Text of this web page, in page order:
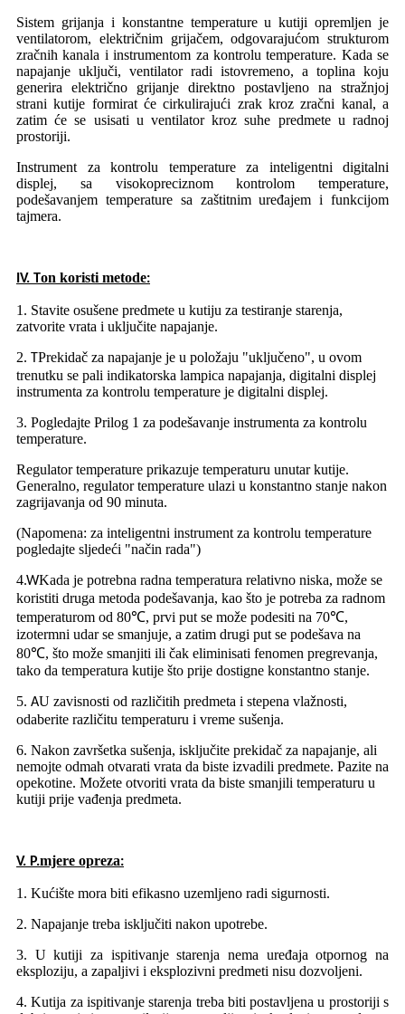
Sistem grijanja i konstantne temperature u kutiji opremljen je
ventilatorom, električnim grijačem, odgovarajućom strukturom
zračnih kanala i instrumentom za kontrolu temperature. Kada se
napajanje uključi, ventilator radi istovremeno, a toplina koju
generira električno grijanje direktno postavljeno na stražnjoj
strani kutije formirat će cirkulirajući zrak kroz zračni kanal, a
zatim će se usisati u ventilator kroz suhe predmete u radnoj
prostoriji.
Instrument za kontrolu temperature za inteligentni digitalni
displej, sa visokopreciznom kontrolom temperature,
podešavanjem temperature sa zaštitnim uređajem i funkcijom
tajmera.
IV. Ton koristi metode:
1. Stavite osušene predmete u kutiju za testiranje starenja,
zatvorite vrata i uključite napajanje.
2. TPrekidač za napajanje je u položaju "uključeno", u ovom
trenutku se pali indikatorska lampica napajanja, digitalni displej
instrumenta za kontrolu temperature je digitalni displej.
3. Pogledajte Prilog 1 za podešavanje instrumenta za kontrolu
temperature.
Regulator temperature prikazuje temperaturu unutar kutije.
Generalno, regulator temperature ulazi u konstantno stanje nakon
zagrijavanja od 90 minuta.
(Napomena: za inteligentni instrument za kontrolu temperature
pogledajte sljedeći "način rada")
4.WKada je potrebna radna temperatura relativno niska, može se
koristiti druga metoda podešavanja, kao što je potreba za radnom
temperaturom od 80℃, prvi put se može podesiti na 70℃,
izotermni udar se smanjuje, a zatim drugi put se podešava na
80℃, što može smanjiti ili čak eliminisati fenomen pregrevanja,
tako da temperatura kutije što prije dostigne konstantno stanje.
5. AU zavisnosti od različitih predmeta i stepena vlažnosti,
odaberite različitu temperaturu i vreme sušenja.
6. Nakon završetka sušenja, isključite prekidač za napajanje, ali
nemojte odmah otvarati vrata da biste izvadili predmete. Pazite na
opekotine. Možete otvoriti vrata da biste smanjili temperaturu u
kutiji prije vađenja predmeta.
V. P.mjere opreza:
1. Kućište mora biti efikasno uzemljeno radi sigurnosti.
2. Napajanje treba isključiti nakon upotrebe.
3. U kutiji za ispitivanje starenja nema uređaja otpornog na
eksploziju, a zapaljivi i eksplozivni predmeti nisu dozvoljeni.
4. Kutija za ispitivanje starenja treba biti postavljena u prostoriji s